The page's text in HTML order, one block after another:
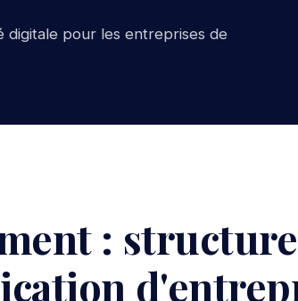
digitale pour les entreprises de
: